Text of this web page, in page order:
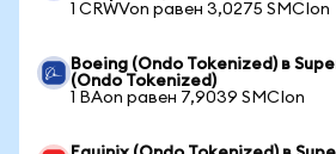
1 CRWVon равен 3,0275 SMCIon
Boeing (Ondo Tokenized) в
(Ondo Tokenized)
1 BAon равен 7,9039 SMCIon